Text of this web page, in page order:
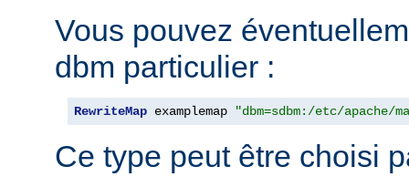
Vous pouvez
dbm particulier :
RewriteMap examplemap "dbm=sdbm:/etc/apache/
Ce type peut être choisi